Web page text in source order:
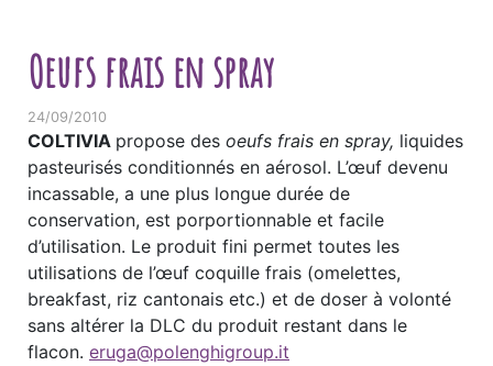
Oeufs frais en spray
24/09/2010
COLTIVIA propose des oeufs frais en spray, liquides
pasteurisés conditionnés en aérosol. L’œuf devenu
incassable, a une plus longue durée de
conservation, est porportionnable et facile
d’utilisation. Le produit fini permet toutes les
utilisations de l’œuf coquille frais (omelettes,
breakfast, riz cantonais etc.) et de doser à volonté
sans altérer la DLC du produit restant dans le
flacon. eruga@polenghigroup.it